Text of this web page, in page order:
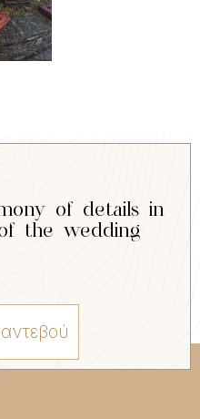
of details in
the wedding